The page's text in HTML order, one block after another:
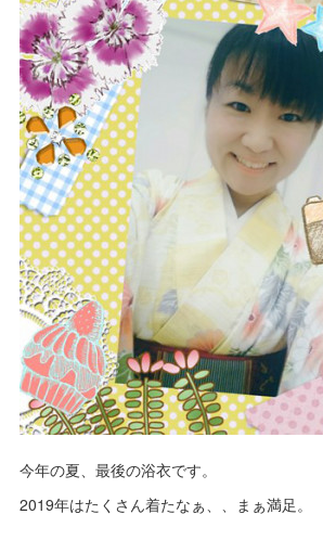
今年の夏、最後の浴衣です。
2019年はたくさん着たなぁ、、まぁ満足。